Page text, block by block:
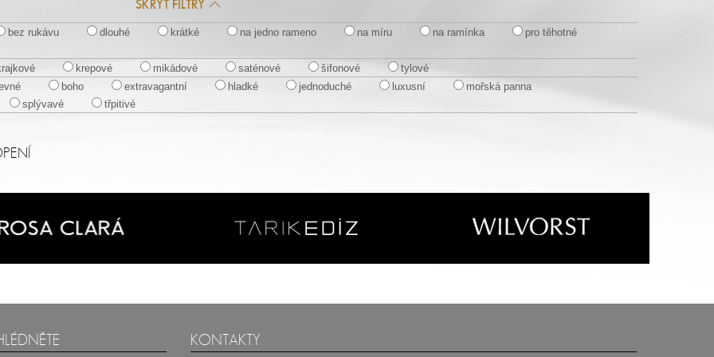
SKRÝT FILTRY
bez rukávu dlouhé krátké na jedno rameno na míru na ramínka pro těhotné
krepové mikádové saténové šifonové
tylové
boho extravagantní hladké jednoduché luxusní
mořská panna
splývavé
třpitivé
KONTAKTY